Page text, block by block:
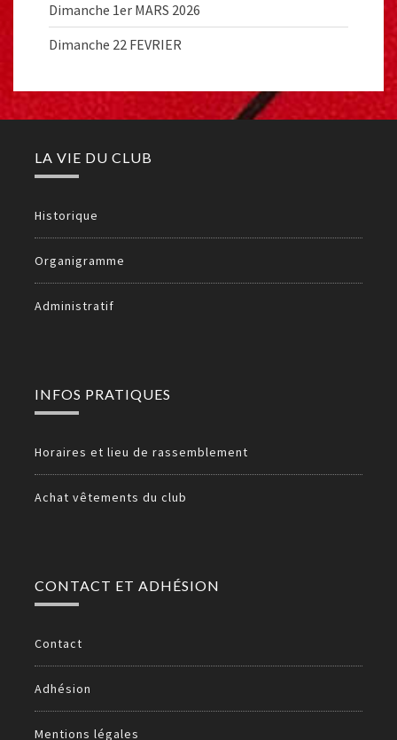
Dimanche 1er MARS 2026
Dimanche 22 FEVRIER
LA VIE DU CLUB
Historique
Organigramme
Administratif
INFOS PRATIQUES
Horaires et lieu de rassemblement
Achat vêtements du club
CONTACT ET ADHÉSION
Contact
Adhésion
Mentions légales